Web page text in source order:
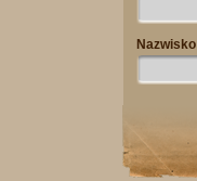
Nazwisko